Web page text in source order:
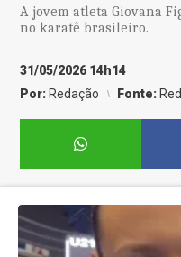
A jovem atleta Giovana
no karatê brasileiro.
31/05/2026 14h14
Por: Redação Fonte: